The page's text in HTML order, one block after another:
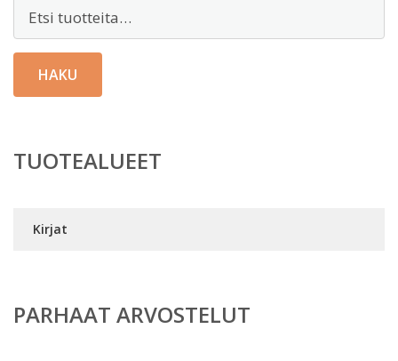
HAKU
TUOTEALUEET
Kirjat
PARHAAT ARVOSTELUT